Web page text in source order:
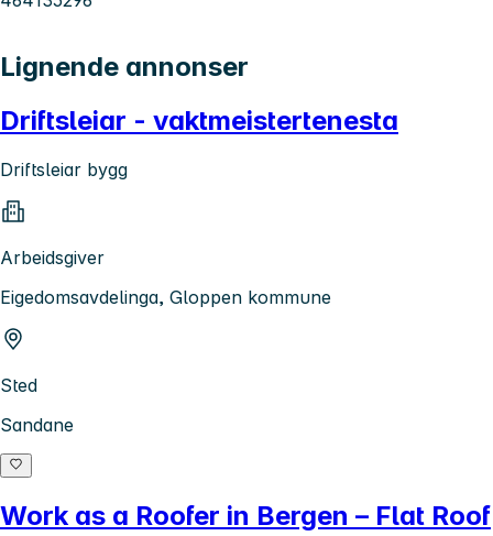
Lignende annonser
Driftsleiar - vaktmeistertenesta
Driftsleiar bygg
Arbeidsgiver
Eigedomsavdelinga, Gloppen kommune
Sted
Sandane
Work as a Roofer in Bergen – Flat Roof